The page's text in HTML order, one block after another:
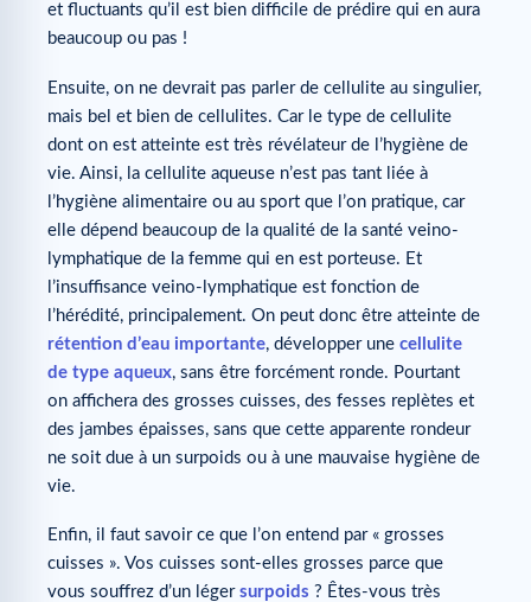
et fluctuants qu’il est bien difficile de prédire qui en aura
beaucoup ou pas !
Ensuite, on ne devrait pas parler de cellulite au singulier,
mais bel et bien de cellulites. Car le type de cellulite
dont on est atteinte est très révélateur de l’hygiène de
vie. Ainsi, la cellulite aqueuse n’est pas tant liée à
l’hygiène alimentaire ou au sport que l’on pratique, car
elle dépend beaucoup de la qualité de la santé veino-
lymphatique de la femme qui en est porteuse. Et
l’insuffisance veino-lymphatique est fonction de
l’hérédité, principalement. On peut donc être atteinte de
rétention d’eau importante, développer une cellulite
de type aqueux, sans être forcément ronde. Pourtant
on affichera des grosses cuisses, des fesses replètes et
des jambes épaisses, sans que cette apparente rondeur
ne soit due à un surpoids ou à une mauvaise hygiène de
vie.
Enfin, il faut savoir ce que l’on entend par « grosses
cuisses ». Vos cuisses sont-elles grosses parce que
vous souffrez d’un léger surpoids ? Êtes-vous très